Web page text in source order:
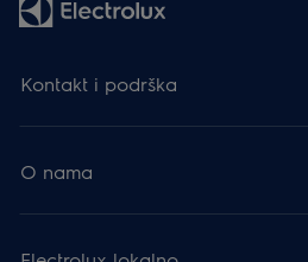
Kontakt i podrška
O nama